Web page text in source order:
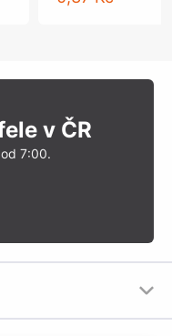
v ČR
7:00.